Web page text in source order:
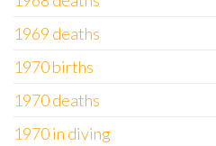
1969 deaths
1970 births
1970 deaths
1970 in diving